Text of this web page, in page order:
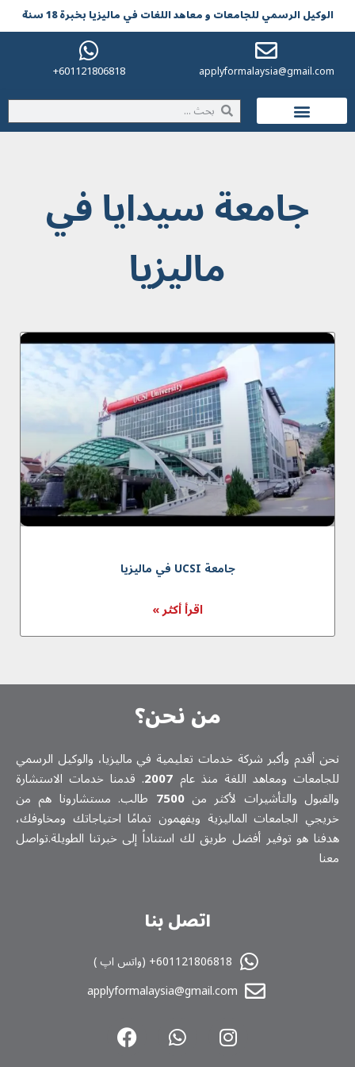
الوکیل الرسمي للجامعات و معاهد اللغات في مالیزیا بخبرة 18 سنة
applyformalaysia@gmail.com
601121806818+
جامعة سيدايا في
ماليزيا
جامعة UCSI في مالیزیا
اقرأ أكثر »
من نحن؟
نحن أقدم وأكبر شركة خدمات تعلیمیة في ماليزيا، والوكيل الرسمي
للجامعات ومعاهد اللغة منذ عام 2007. قدمنا خدمات الاستشارة
والقبول والتأشيرات لأكثر من7500 طالب. مستشارونا هم من
خريجي الجامعات الماليزية ويفهمون تمامًا احتياجاتك ومخاوفك،
هدفنا هو توفير أفضل طريق لك استناداً إلى خبرتنا الطويلة.تواصل
معنا
اتصل بنا
601121806818+ (واتس اپ )
applyformalaysia@gmail.com